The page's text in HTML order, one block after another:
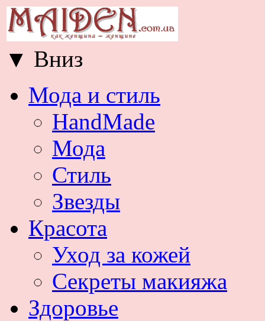
▼ Вниз
Мода и стиль
HandMade
Мода
Стиль
Звезды
Красота
Уход за кожей
Секреты макияжа
Здоровье